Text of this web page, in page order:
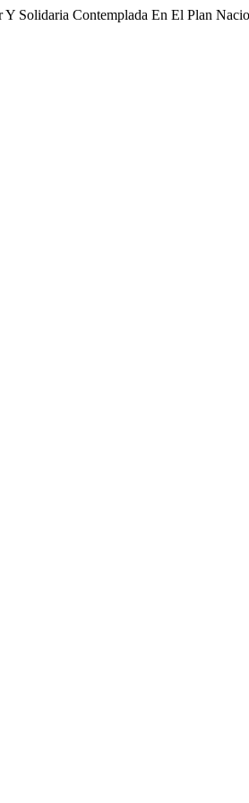
Solidaria Contemplada En El Plan